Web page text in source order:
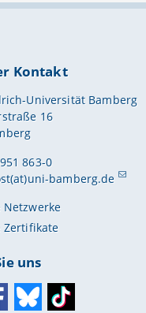
Kontakt
Universität Bamberg
16
863-0
bamberg.de
Netzwerke
Zertifikate
uns